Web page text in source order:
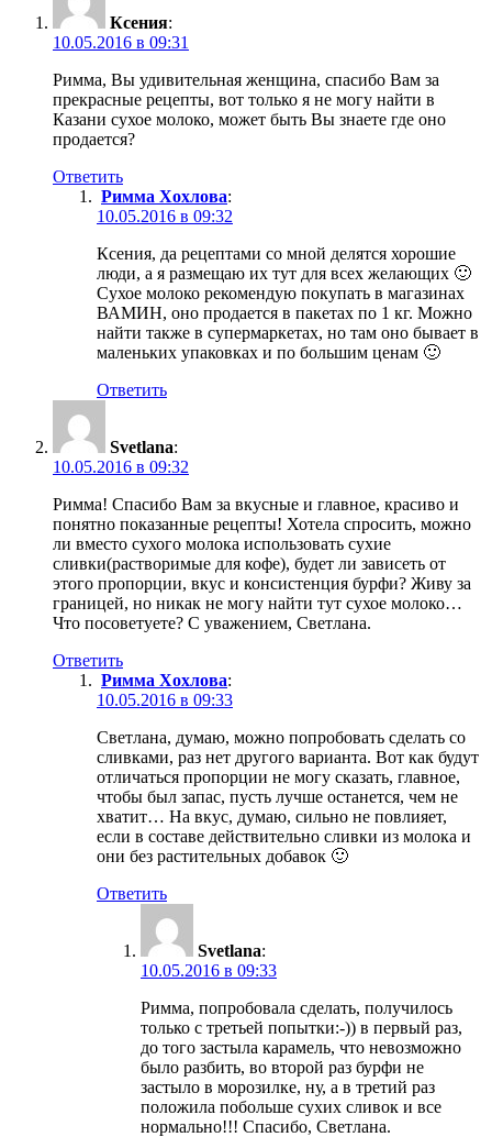
Ксения:
10.05.2016 в 09:31
Римма, Вы удивительная женщина, спасибо Вам за
прекрасные рецепты, вот только я не могу найти в
Казани сухое молоко, может быть Вы знаете где оно
продается?
Ответить
Римма Хохлова:
10.05.2016 в 09:32
Ксения, да рецептами со мной делятся хорошие
люди, а я размещаю их тут для всех желающих 🙂
Сухое молоко рекомендую покупать в магазинах
ВАМИН, оно продается в пакетах по 1 кг. Можно
найти также в супермаркетах, но там оно бывает в
маленьких упаковках и по большим ценам 🙂
Ответить
Svetlana:
10.05.2016 в 09:32
Римма! Спасибо Вам за вкусные и главное, красиво и
понятно показанные рецепты! Хотела спросить, можно
ли вместо сухого молока использовать сухие
сливки(растворимые для кофе), будет ли зависеть от
этого пропорции, вкус и консистенция бурфи? Живу за
границей, но никак не могу найти тут сухое молоко…
Что посоветуете? С уважением, Светлана.
Ответить
Римма Хохлова:
10.05.2016 в 09:33
Светлана, думаю, можно попробовать сделать со
сливками, раз нет другого варианта. Вот как будут
отличаться пропорции не могу сказать, главное,
чтобы был запас, пусть лучше останется, чем не
хватит… На вкус, думаю, сильно не повлияет,
если в составе действительно сливки из молока и
они без растительных добавок 🙂
Ответить
Svetlana:
10.05.2016 в 09:33
Римма, попробовала сделать, получилось
только с третьей попытки:-)) в первый раз,
до того застыла карамель, что невозможно
было разбить, во второй раз бурфи не
застыло в морозилке, ну, а в третий раз
положила побольше сухих сливок и все
нормально!!! Спасибо, Светлана.